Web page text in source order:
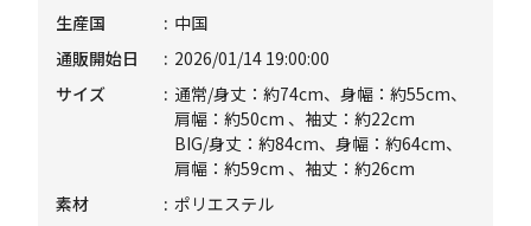
生産国
中国
通販開始日
2026/01/14 19:00:00
サイズ
通常/身丈：約74cm、身幅：約55cm、
肩幅：約50cm 、袖丈：約22cm
BIG/身丈：約84cm、身幅：約64cm、
肩幅：約59cm 、袖丈：約26cm
素材
ポリエステル